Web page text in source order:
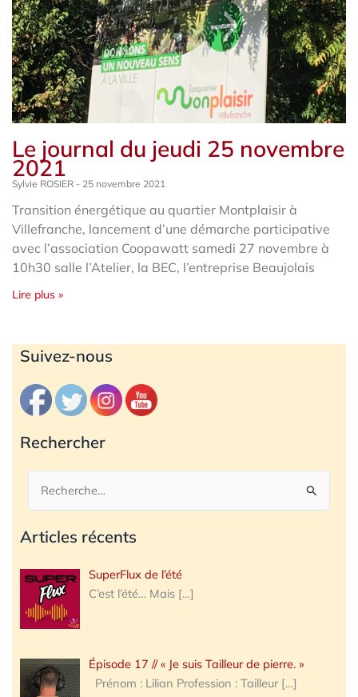
Le journal du jeudi 25 novembre
2021
Sylvie ROSIER 25 novembre 2021
Transition énergétique au quartier Montplaisir à
Villefranche, lancement d’une démarche participative
avec l’association Coopawatt samedi 27 novembre à
10h30 salle l’Atelier, la BEC, l’entreprise Beaujolais
Lire plus »
Suivez-nous
Rechercher
Rechercher :
Articles récents
SuperFlux de l’été
C’est l’été… Mais […]
Épisode 17 // « Je suis Tailleur de pierre. »
Prénom : Lilian Profession : Tailleur […]
Archives